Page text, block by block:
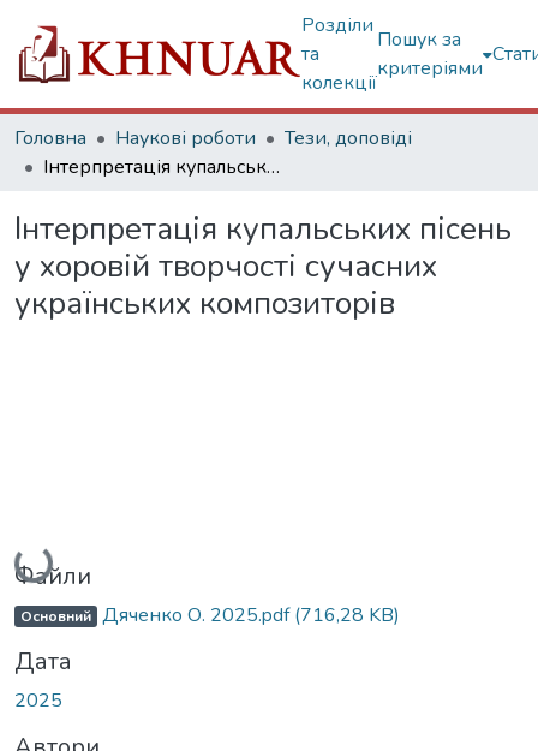
Розділи
та
колекції
Пошук за
критеріями
Головна Наукові роботи
Тези, доповіді
Інтерпретація купальських пісень у хоровій творчості сучасних українських композиторів
Інтерпретація купальських пісень
у хоровій творчості сучасних
українських композиторів
Вантажиться...
Файли
Основний Дяченко О. 2025.pdf(716,28 KB)
Дата
2025